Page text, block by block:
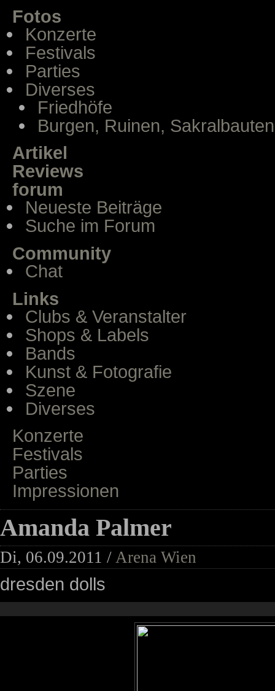
Fotos
Konzerte
Festivals
Parties
Diverses
Friedhöfe
Burgen, Ruinen, Sakralbauten
Artikel
Reviews
forum
Neueste Beiträge
Suche im Forum
Community
Chat
Links
Clubs & Veranstalter
Shops & Labels
Bands
Kunst & Fotografie
Szene
Diverses
Konzerte
Festivals
Parties
Impressionen
Amanda Palmer
Di, 06.09.2011 / Arena Wien
dresden dolls